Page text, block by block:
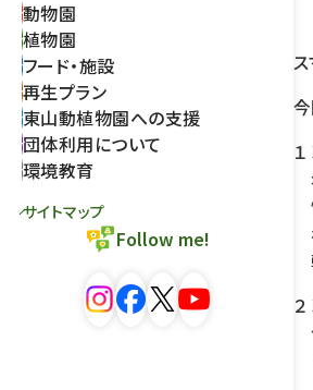
動物園
植物園
フード・施設
再生プラン
東山動植物園への支援
団体利用について
環境教育
サイトマップ
Follow me!